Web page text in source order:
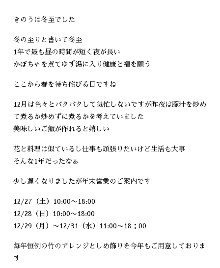
きのうは冬至でした
冬の至りと書いて冬至
1年で最も昼の時間が短く夜が長い
かぼちゃを煮てゆず湯に入り健康と福を願う
ここから春を待ち侘びる日ですね
12月は色々とバタバタして気忙しないですが昨夜は豚汁を炒め
て煮るか炒めずに煮るかを考えていました
美味しいご飯が作れると嬉しい
花と料理は似ているし仕事も頑張りたいけど生活も大事
そんな1年だったなぁ
少し遅くなりましたが年末営業のご案内です
12/27（土）10:00〜18:00
12/28（日）10:00〜18:00
12/29（月）〜12/31（水）11:00〜18：00
毎年恒例の竹のアレンジとしめ飾りを今年もご用意しておりま
す